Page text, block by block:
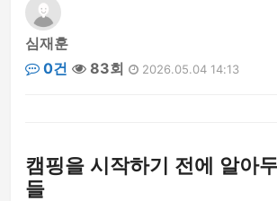
심재훈
0건
83회 2026.05.04 14:13
캠핑을 시작하기 전에 알아
들